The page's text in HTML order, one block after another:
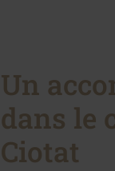
Un
dans le
Ciotat